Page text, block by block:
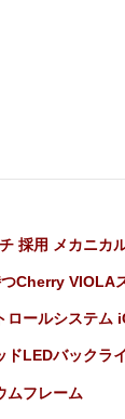
採用 メカニカ
Cherry VIOLA
ロールシステム
ドLEDバックラ
ムフレーム